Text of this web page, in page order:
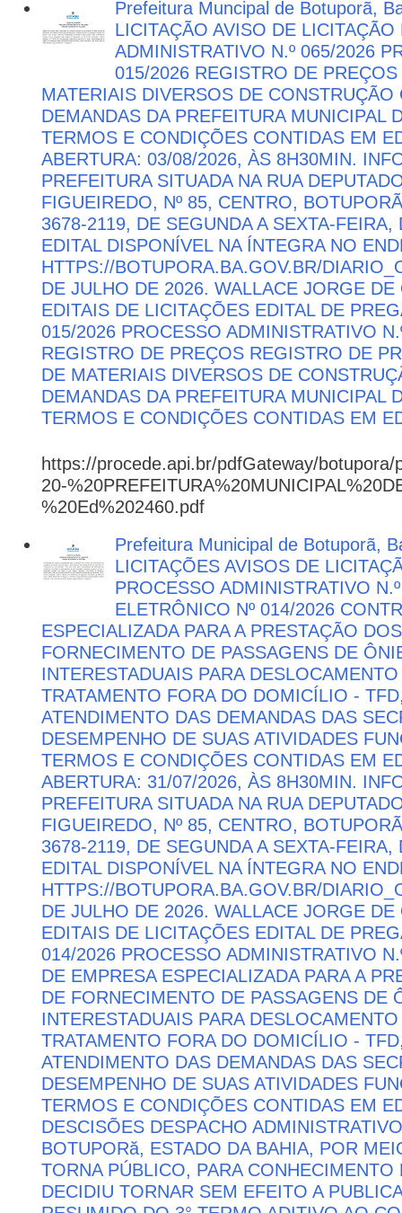
Prefeitura Muncipal de Botuporã,
LICITAÇÃO AVISO DE LICITAÇÃO
ADMINISTRATIVO N.º 065/2026
015/2026 REGISTRO DE
MATERIAIS DIVERSOS DE CONSTRUÇÃO
DEMANDAS DA PREFEITURA MUNICIPAL
TERMOS E CONDIÇÕES CONTIDAS EM
ABERTURA: 03/08/2026, ÀS 8H30MIN.
PREFEITURA SITUADA NA RUA
FIGUEIREDO, Nº 85, CENTRO,
3678-2119, DE SEGUNDA A SEXTA-
EDITAL DISPONÍVEL NA ÍNTEGRA NO
HTTPS://BOTUPORA.BA.GOV.BR/
DE JULHO DE 2026. WALLACE JORGE
EDITAIS DE LICITAÇÕES EDITAL DE
015/2026 PROCESSO ADMINISTRATIVO
REGISTRO DE PREÇOS REGISTRO DE
DE MATERIAIS DIVERSOS DE
DEMANDAS DA PREFEITURA MUNICIPAL
TERMOS E CONDIÇÕES CONTIDAS EM
https://procede.api.br/pdfGateway/botupora/
20-
%20Ed%202460.pdf
Prefeitura Municipal de Botuporã,
LICITAÇÕES AVISOS DE
PROCESSO ADMINISTRATIVO
ELETRÔNICO Nº 014/2026
ESPECIALIZADA PARA A PRESTAÇÃO
FORNECIMENTO DE PASSAGENS DE
INTERESTADUAIS PARA
TRATAMENTO FORA DO DOMICÍLIO -
ATENDIMENTO DAS DEMANDAS DAS
DESEMPENHO DE SUAS ATIVIDADES
TERMOS E CONDIÇÕES CONTIDAS EM
ABERTURA: 31/07/2026, ÀS 8H30MIN.
PREFEITURA SITUADA NA RUA
FIGUEIREDO, Nº 85, CENTRO,
3678-2119, DE SEGUNDA A SEXTA-
EDITAL DISPONÍVEL NA ÍNTEGRA NO
HTTPS://BOTUPORA.BA.GOV.BR/
DE JULHO DE 2026. WALLACE JORGE
EDITAIS DE LICITAÇÕES EDITAL DE
014/2026 PROCESSO ADMINISTRATIVO
DE EMPRESA ESPECIALIZADA PARA A
DE FORNECIMENTO DE PASSAGENS DE
INTERESTADUAIS PARA
TRATAMENTO FORA DO DOMICÍLIO -
ATENDIMENTO DAS DEMANDAS DAS
DESEMPENHO DE SUAS ATIVIDADES
TERMOS E CONDIÇÕES CONTIDAS EM
DESCISÕES DESPACHO
BOTUPORă, ESTADO DA BAHIA, POR
TORNA PÚBLICO, PARA
DECIDIU TORNAR SEM EFEITO A